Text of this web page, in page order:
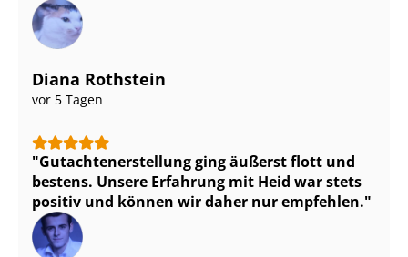
Diana Rothstein
vor 5 Tagen
Gut­ach­ten­er­stel­lung ging äußerst flott und
bestens. Unsere Erfahrung mit Heid war stets
positiv und können wir daher nur empfehlen.